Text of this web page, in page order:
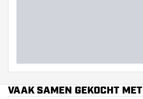
VAAK SAMEN GEKOCHT MET